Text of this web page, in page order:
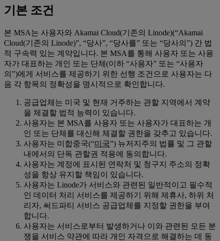
기본 조건
본 MSA는 사용자와 Akamai Cloud(기존의 Linode)(“Akamai
Cloud(기존의 Linode)”, “당사”, “당사를” 또는 “당사의”) 간 법
적 구속력 있는 계약입니다. 본 MSA를 통해 사용자 또는 사용
자가 대표하는 개인 또는 단체(이하 “사용자” 또는 “사용자
의”)에게 서비스를 제공하기 위한 선행 조건으로 사용자는 다
음 각 항목의 정확성을 명시적으로 확인합니다.
공급업체는 미국 및 현재 거주하는 관할 지역에서 계약
을 체결할 법적 능력이 있습니다.
사용자는 본 MSA를 사용자 또는 사용자가 대표하는 개
인 또는 단체를 대신해 체결할 권한을 갖추고 있습니다.
사용자는 미합중국(“미국”) 뉴저지주의 법률 및 그 관할
내에서의 단독 관할권 적용에 동의합니다.
사용자는 계정에 표시된 연락처 및 청구지 주소의 정확
성을 항상 유지할 책임이 있습니다.
사용자는 Linode가 서비스와 관련된 일반적이고 필수적
인 데이터 처리 서비스를 제공하기 위해 제휴사, 하위 처
리자, 써드파티 서비스 공급업체를 지정할 권한을 부여
합니다.
사용자는 서비스로부터 발생하거나 이와 관련된 모든 분
쟁을 서비스 약관에 따라 개인 자격으로 해결하는 데 동